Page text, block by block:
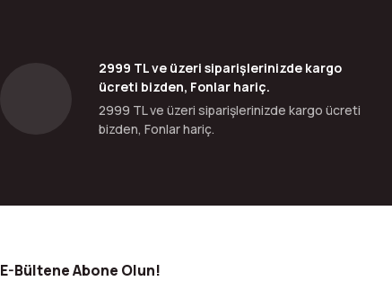
2999 TL ve üzeri siparişlerinizde kargo
ücreti bizden, Fonlar hariç.
2999 TL ve üzeri siparişlerinizde kargo ücreti
bizden, Fonlar hariç.
E-Bültene Abone Olun!